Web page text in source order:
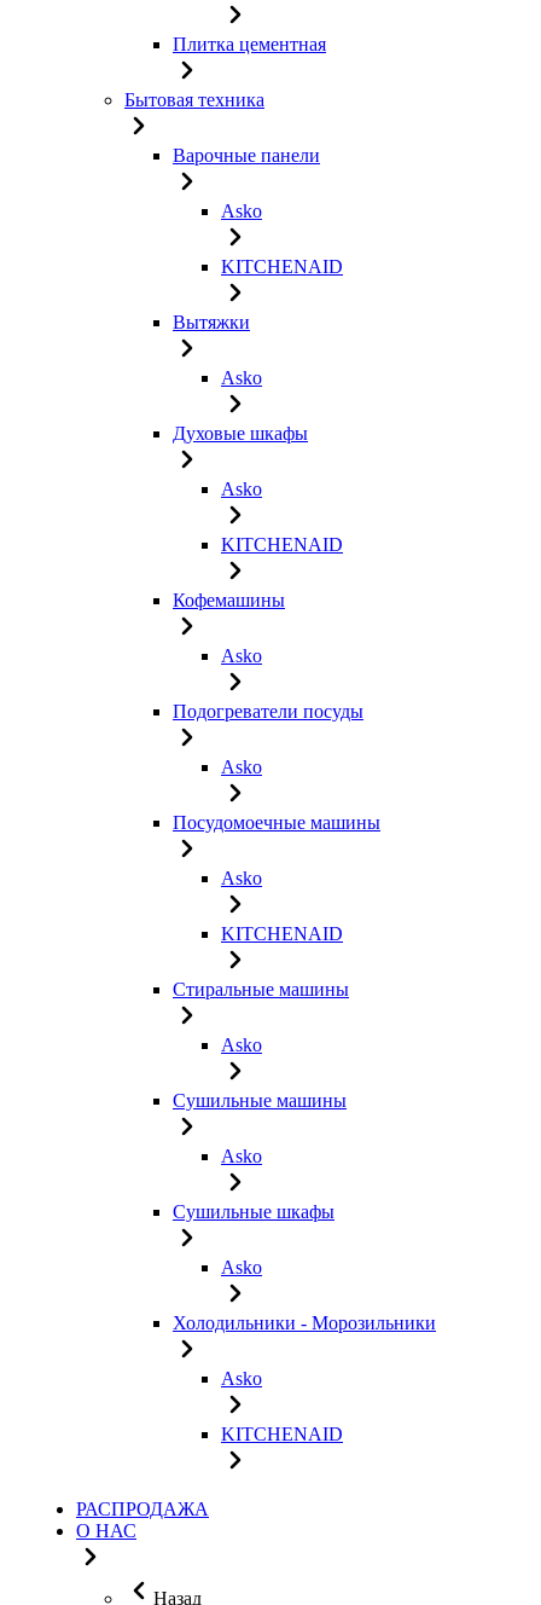
Плитка цементная
Бытовая техника
Варочные панели
Asko
KITCHENAID
Вытяжки
Asko
Духовые шкафы
Asko
KITCHENAID
Кофемашины
Asko
Подогреватели посуды
Asko
Посудомоечные машины
Asko
KITCHENAID
Стиральные машины
Asko
Сушильные машины
Asko
Сушильные шкафы
Asko
Холодильники - Морозильники
Asko
KITCHENAID
РАСПРОДАЖА
О НАС
Назад